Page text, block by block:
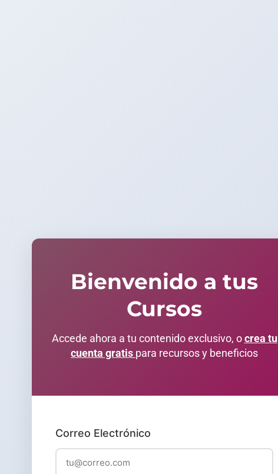
Bienvenido a tus
Cursos
Accede ahora a tu contenido exclusivo, ocrea tu
cuenta gratis para recursos y beneficios
Correo Electrónico